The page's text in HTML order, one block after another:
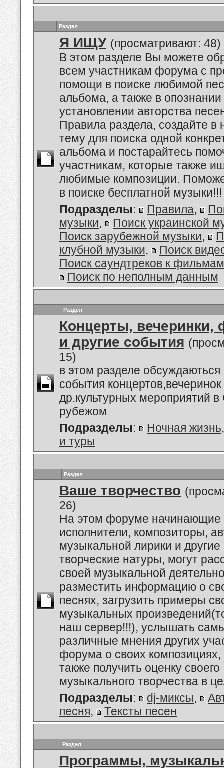
Раздел
Я ИЩУ (просматривают: 48)
В этом разделе Вы можете
всем участникам форума с
помощи в поиске любимой
альбома, а также в опознании
установлении авторства
Правила раздела, создайте в
тему для поиска одной
альбома и постарайтесь
участникам, которые также
любимые композиции.
в поиске бесплатной музыки!!!
Подразделы: Правила,
музыки,
Поиск украинской
Поиск зарубежной музыки,
клубной музыки,
Поиск
Поиск саундтреков к
Поиск по неполным данным
Раздел
Концерты, вечеринки,
и другие события
15)
в этом разделе
события
др.культурных мероприятий
рубежом
Подразделы: Ночная жизнь
и туры
Раздел
Ваше творчество
26)
На этом форуме начинающие
исполнители, композиторы,
музыкальной лирики и другие
творческие натуры, могут
своей музыкальной
разместить информацию о
песнях, загрузить примеры
музыкальных
наш сервер!!!), услышать
различные мнения других
форума о своих композициях,
также получить оценку своего
музыкального творчества в
Подразделы: dj-миксы,
песня, Тексты песен
Раздел
Программы,